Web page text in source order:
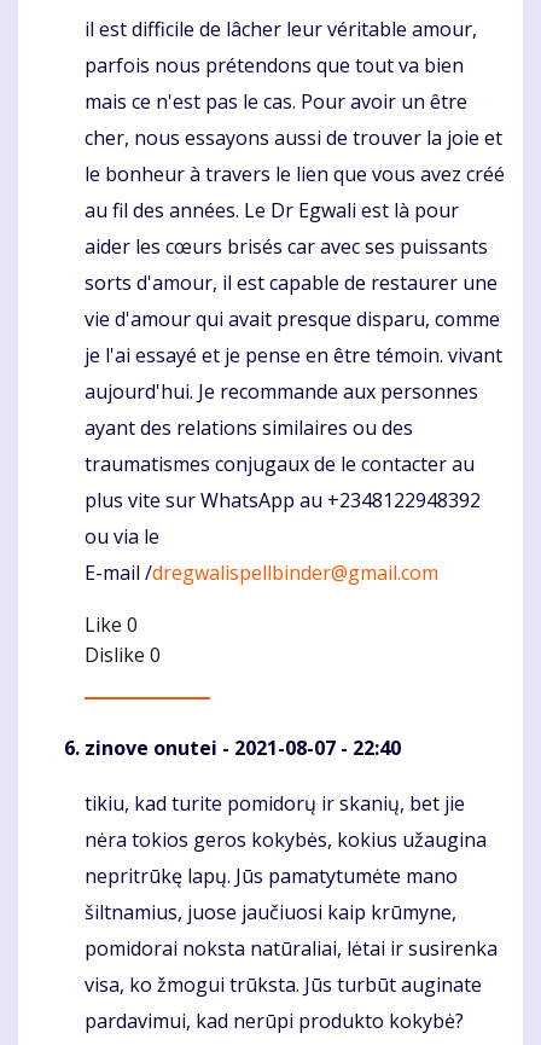
il est difficile de lâcher leur véritable amour,
parfois nous prétendons que tout va bien
mais ce n'est pas le cas. Pour avoir un être
cher, nous essayons aussi de trouver la joie et
le bonheur à travers le lien que vous avez créé
au fil des années. Le Dr Egwali est là pour
aider les cœurs brisés car avec ses puissants
sorts d'amour, il est capable de restaurer une
vie d'amour qui avait presque disparu, comme
je l'ai essayé et je pense en être témoin. vivant
aujourd'hui. Je recommande aux personnes
ayant des relations similaires ou des
traumatismes conjugaux de le contacter au
plus vite sur WhatsApp au +2348122948392
ou via le
E-mail /dregwalispellbinder@gmail.com
Like 0
Dislike 0
zinove onutei - 2021-08-07 - 22:40
Komentaras
tikiu, kad turite pomidorų ir skanių, bet jie
nėra tokios geros kokybės, kokius užaugina
nepritrūkę lapų. Jūs pamatytumėte mano
šiltnamius, juose jaučiuosi kaip krūmyne,
pomidorai noksta natūraliai, lėtai ir susirenka
visa, ko žmogui trūksta. Jūs turbūt auginate
pardavimui, kad nerūpi produkto kokybė?